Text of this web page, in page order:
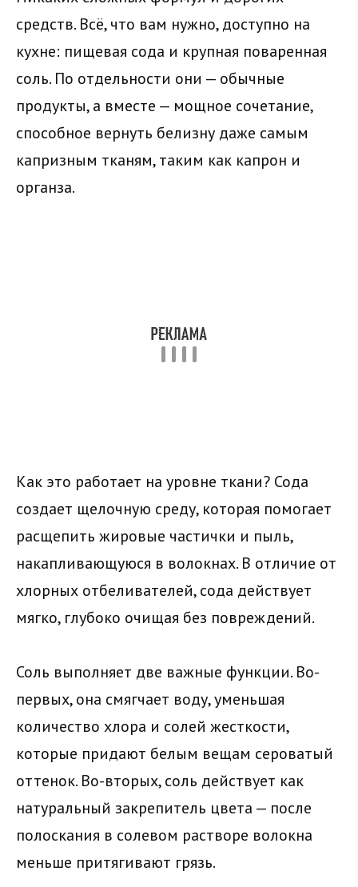
средств. Всё, что вам нужно, доступно на
кухне: пищевая сода и крупная поваренная
соль. По отдельности они — обычные
продукты, а вместе — мощное сочетание,
способное вернуть белизну даже самым
капризным тканям, таким как капрон и
органза.
Как это работает на уровне ткани? Сода
создает щелочную среду, которая помогает
расщепить жировые частички и пыль,
накапливающуюся в волокнах. В отличие от
хлорных отбеливателей, сода действует
мягко, глубоко очищая без повреждений.
Соль выполняет две важные функции. Во-
первых, она смягчает воду, уменьшая
количество хлора и солей жесткости,
которые придают белым вещам сероватый
оттенок. Во-вторых, соль действует как
натуральный закрепитель цвета — после
полоскания в солевом растворе волокна
меньше притягивают грязь.